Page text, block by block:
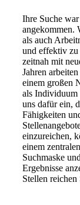
Ihre Suche
angekommen.
als auch
und effektiv zu
zeitnah mit
Jahren
einem großen
als Individuum
uns dafür ein,
Fähigkeiten
einzureichen,
einem
Suchmaske
Ergebnisse
Stellen